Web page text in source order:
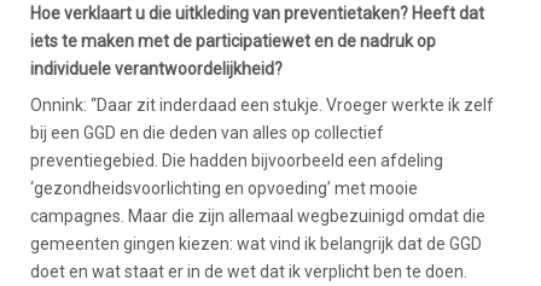
Hoe verklaart u die uitkleding van preventietaken? Heeft dat
iets te maken met de participatiewet en de nadruk op
individuele verantwoordelijkheid?
Onnink: “Daar zit inderdaad een stukje. Vroeger werkte ik zelf
bij een GGD en die deden van alles op collectief
preventiegebied. Die hadden bijvoorbeeld een afdeling
‘gezondheidsvoorlichting en opvoeding’ met mooie
campagnes. Maar die zijn allemaal wegbezuinigd omdat die
gemeenten gingen kiezen: wat vind ik belangrijk dat de GGD
doet en wat staat er in de wet dat ik verplicht ben te doen.